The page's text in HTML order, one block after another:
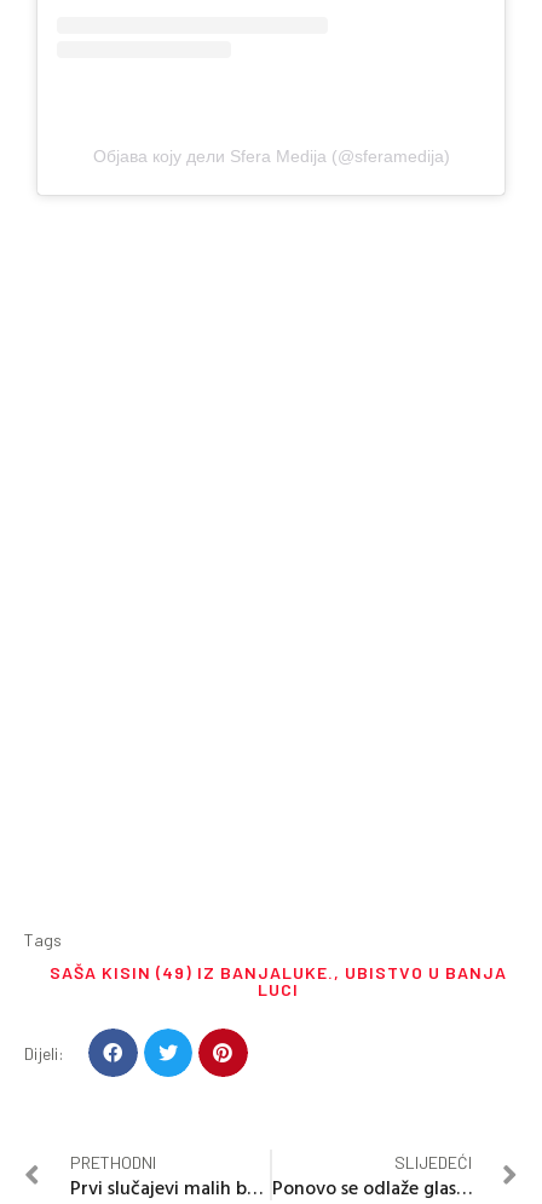
Објава коју дели Sfera Medija (@sferamedija)
Tags
SAŠA KISIN (49) IZ BANJALUKE. , UBISTVO U BANJA
LUCI
Dijeli:
PRETHODNI
Prvi slučajevi malih boginja u Doboju
SLIJEDEĆI
Ponovo se odlaže glasanje o rezoluciji o Srebrenici?